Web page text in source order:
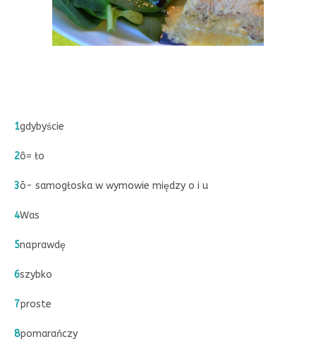
1gdybyście
2ô= ło
3ō- samogłoska w wymowie między o i u
4Was
5naprawdę
6szybko
7proste
8pomarańczy